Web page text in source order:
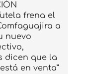
frena el
a
nuevo
dicen que la
en venta”